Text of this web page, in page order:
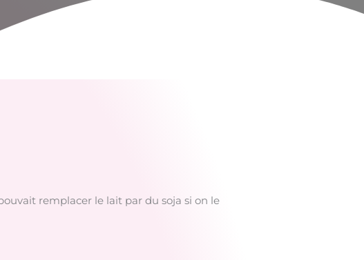
remplacer le lait par du soja si on le